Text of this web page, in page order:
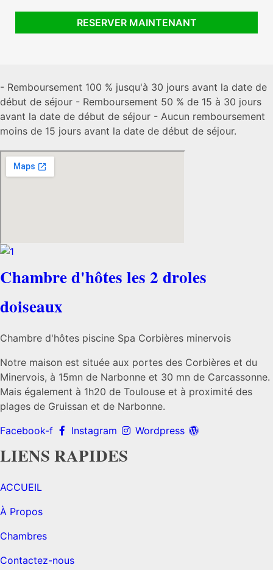
- Remboursement 100 % jusqu'à 30 jours avant la date de
début de séjour - Remboursement 50 % de 15 à 30 jours
avant la date de début de séjour - Aucun remboursement
moins de 15 jours avant la date de début de séjour.
Chambre d'hôtes les 2 droles
doiseaux
Chambre d'hôtes piscine Spa Corbières minervois
Notre maison est située aux portes des Corbières et du
Minervois, à 15mn de Narbonne et 30 mn de Carcassonne.
Mais également à 1h20 de Toulouse et à proximité des
plages de Gruissan et de Narbonne.
Facebook-f
Instagram Wordpress
LIENS RAPIDES
ACCUEIL
À Propos
Chambres
Contactez-nous